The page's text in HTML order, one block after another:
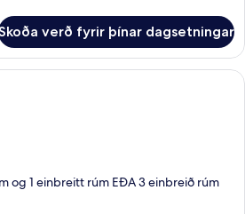
verð fyrir þínar dagsetningar
Míníbar, öryggishólf í herbergi,
og 1 einbreitt rúm EÐA 3 einbreið rúm